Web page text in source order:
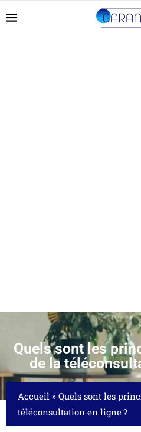
Quels sont les
de la
Accueil » Quels sont les
téléconsultation en ligne ?